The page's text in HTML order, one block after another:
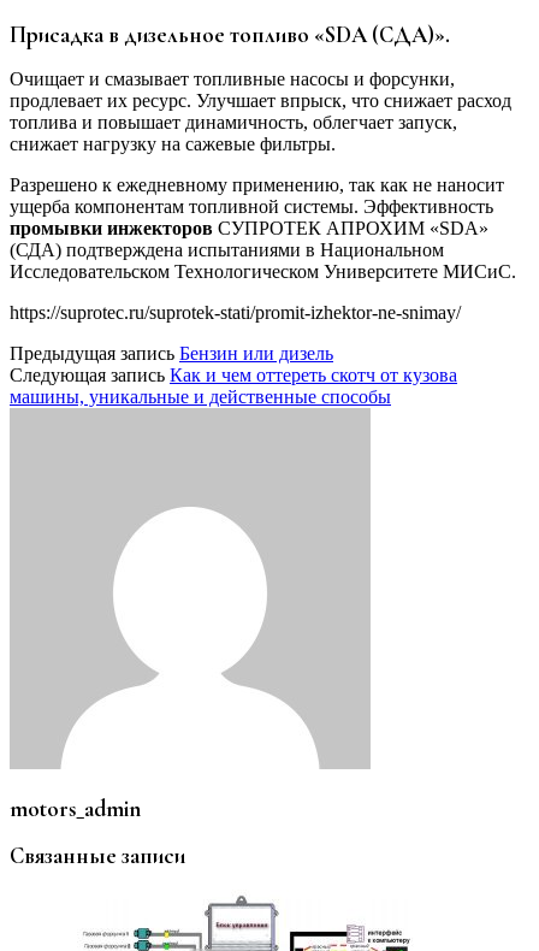
Присадка в дизельное топливо «SDA (СДА)».
Очищает и смазывает топливные насосы и форсунки,
продлевает их ресурс. Улучшает впрыск, что снижает расход
топлива и повышает динамичность, облегчает запуск,
снижает нагрузку на сажевые фильтры.
Разрешено к ежедневному применению, так как не наносит
ущерба компонентам топливной системы. Эффективность
промывки инжекторов СУПРОТЕК АПРОХИМ «SDA»
(СДА) подтверждена испытаниями в Национальном
Исследовательском Технологическом Университете МИСиС.
https://suprotec.ru/suprotek-stati/promit-izhektor-ne-snimay/
Предыдущая запись Бензин или дизель
Следующая запись Как и чем оттереть скотч от кузова
машины, уникальные и действенные способы
motors_admin
Связанные записи